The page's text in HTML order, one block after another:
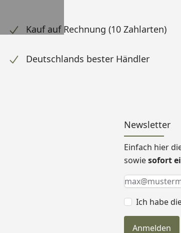
Kauf auf Rechnung (10 Zahlarten)
Deutschlands bester Händler
Newsletter
Einfach hier
sowiesofort
Keine
Eingabe
E-Mail *
Ich habe
Anmelden